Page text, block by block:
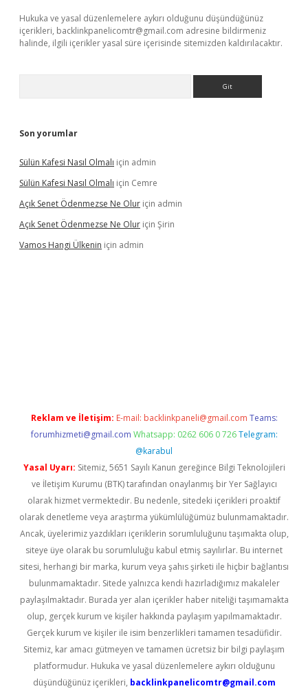
Hukuka ve yasal düzenlemelere aykırı olduğunu düşündüğünüz
içerikleri, backlinkpanelicomtr@gmail.com adresine bildirmeniz
halinde, ilgili içerikler yasal süre içerisinde sitemizden kaldırılacaktır.
Son yorumlar
Sülün Kafesi Nasıl Olmalı için admin
Sülün Kafesi Nasıl Olmalı için Cemre
Açık Senet Ödenmezse Ne Olur için admin
Açık Senet Ödenmezse Ne Olur için Şirin
Vamos Hangi Ülkenin için admin
Reklam ve İletişim: E-mail: backlinkpaneli@gmail.com Teams:
forumhizmeti@gmail.com Whatsapp: 0262 606 0 726 Telegram:
@karabul
Yasal Uyarı: Sitemiz, 5651 Sayılı Kanun gereğince Bilgi Teknolojileri
ve İletişim Kurumu (BTK) tarafından onaylanmış bir Yer Sağlayıcı
olarak hizmet vermektedir. Bu nedenle, sitedeki içerikleri proaktif
olarak denetleme veya araştırma yükümlülüğümüz bulunmamaktadır.
Ancak, üyelerimiz yazdıkları içeriklerin sorumluluğunu taşımakta olup,
siteye üye olarak bu sorumluluğu kabul etmiş sayılırlar. Bu internet
sitesi, herhangi bir marka, kurum veya şahıs şirketi ile hiçbir bağlantısı
bulunmamaktadır. Sitede yalnızca kendi hazırladığımız makaleler
paylaşılmaktadır. Burada yer alan içerikler haber niteliği taşımamakta
olup, gerçek kurum ve kişiler hakkında paylaşım yapılmamaktadır.
Gerçek kurum ve kişiler ile isim benzerlikleri tamamen tesadüfidir.
Sitemiz, kar amacı gütmeyen ve tamamen ücretsiz bir bilgi paylaşım
platformudur. Hukuka ve yasal düzenlemelere aykırı olduğunu
düşündüğünüz içerikleri, backlinkpanelicomtr@gmail.com